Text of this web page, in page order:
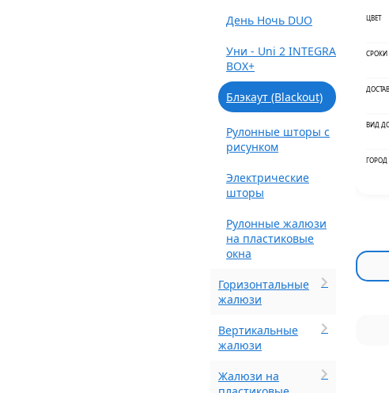
День Ночь DUO
Уни - Uni 2 INTEGRA
BOX+
Блэкаут (Blackout)
Рулонные шторы с
рисунком
Электрические
шторы
Рулонные жалюзи
на пластиковые
окна
Горизонтальные
жалюзи
Вертикальные
жалюзи
Жалюзи на
ЦВЕТ
СРОКИ
ВИД
ГОРОД